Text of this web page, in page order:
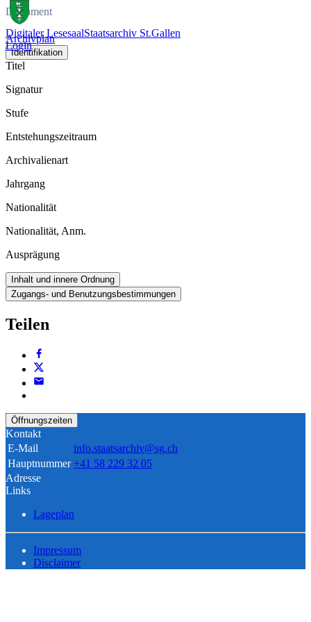
Digitaler LesesaalStaatsarchiv St.Gallen
Login
Dokument
Archivplan
Identifikation
Titel
Signatur
Stufe
Entstehungszeitraum
Archivalienart
Jahrgang
Nationalität
Nationalität, Anm.
Ausprägung
Inhalt und innere Ordnung
Zugangs- und Benutzungsbestimmungen
Teilen
Öffnungszeiten
Kontakt
E-Mail
info.staatsarchiv@sg.ch
Hauptnummer +41 58 229 32 05
Adresse
Links
Lageplan
Impressum
Disclaimer